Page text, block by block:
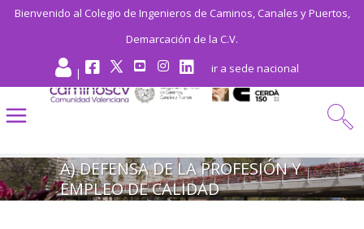
Bienvenido al Colegio de Ingenieros de Caminos, Canales y Puertos,
Demarcación de la C.V.
| ir a sede nacional
A) DEFENSA DE LA PROFESIÓN Y
EMPLEO DE CALIDAD